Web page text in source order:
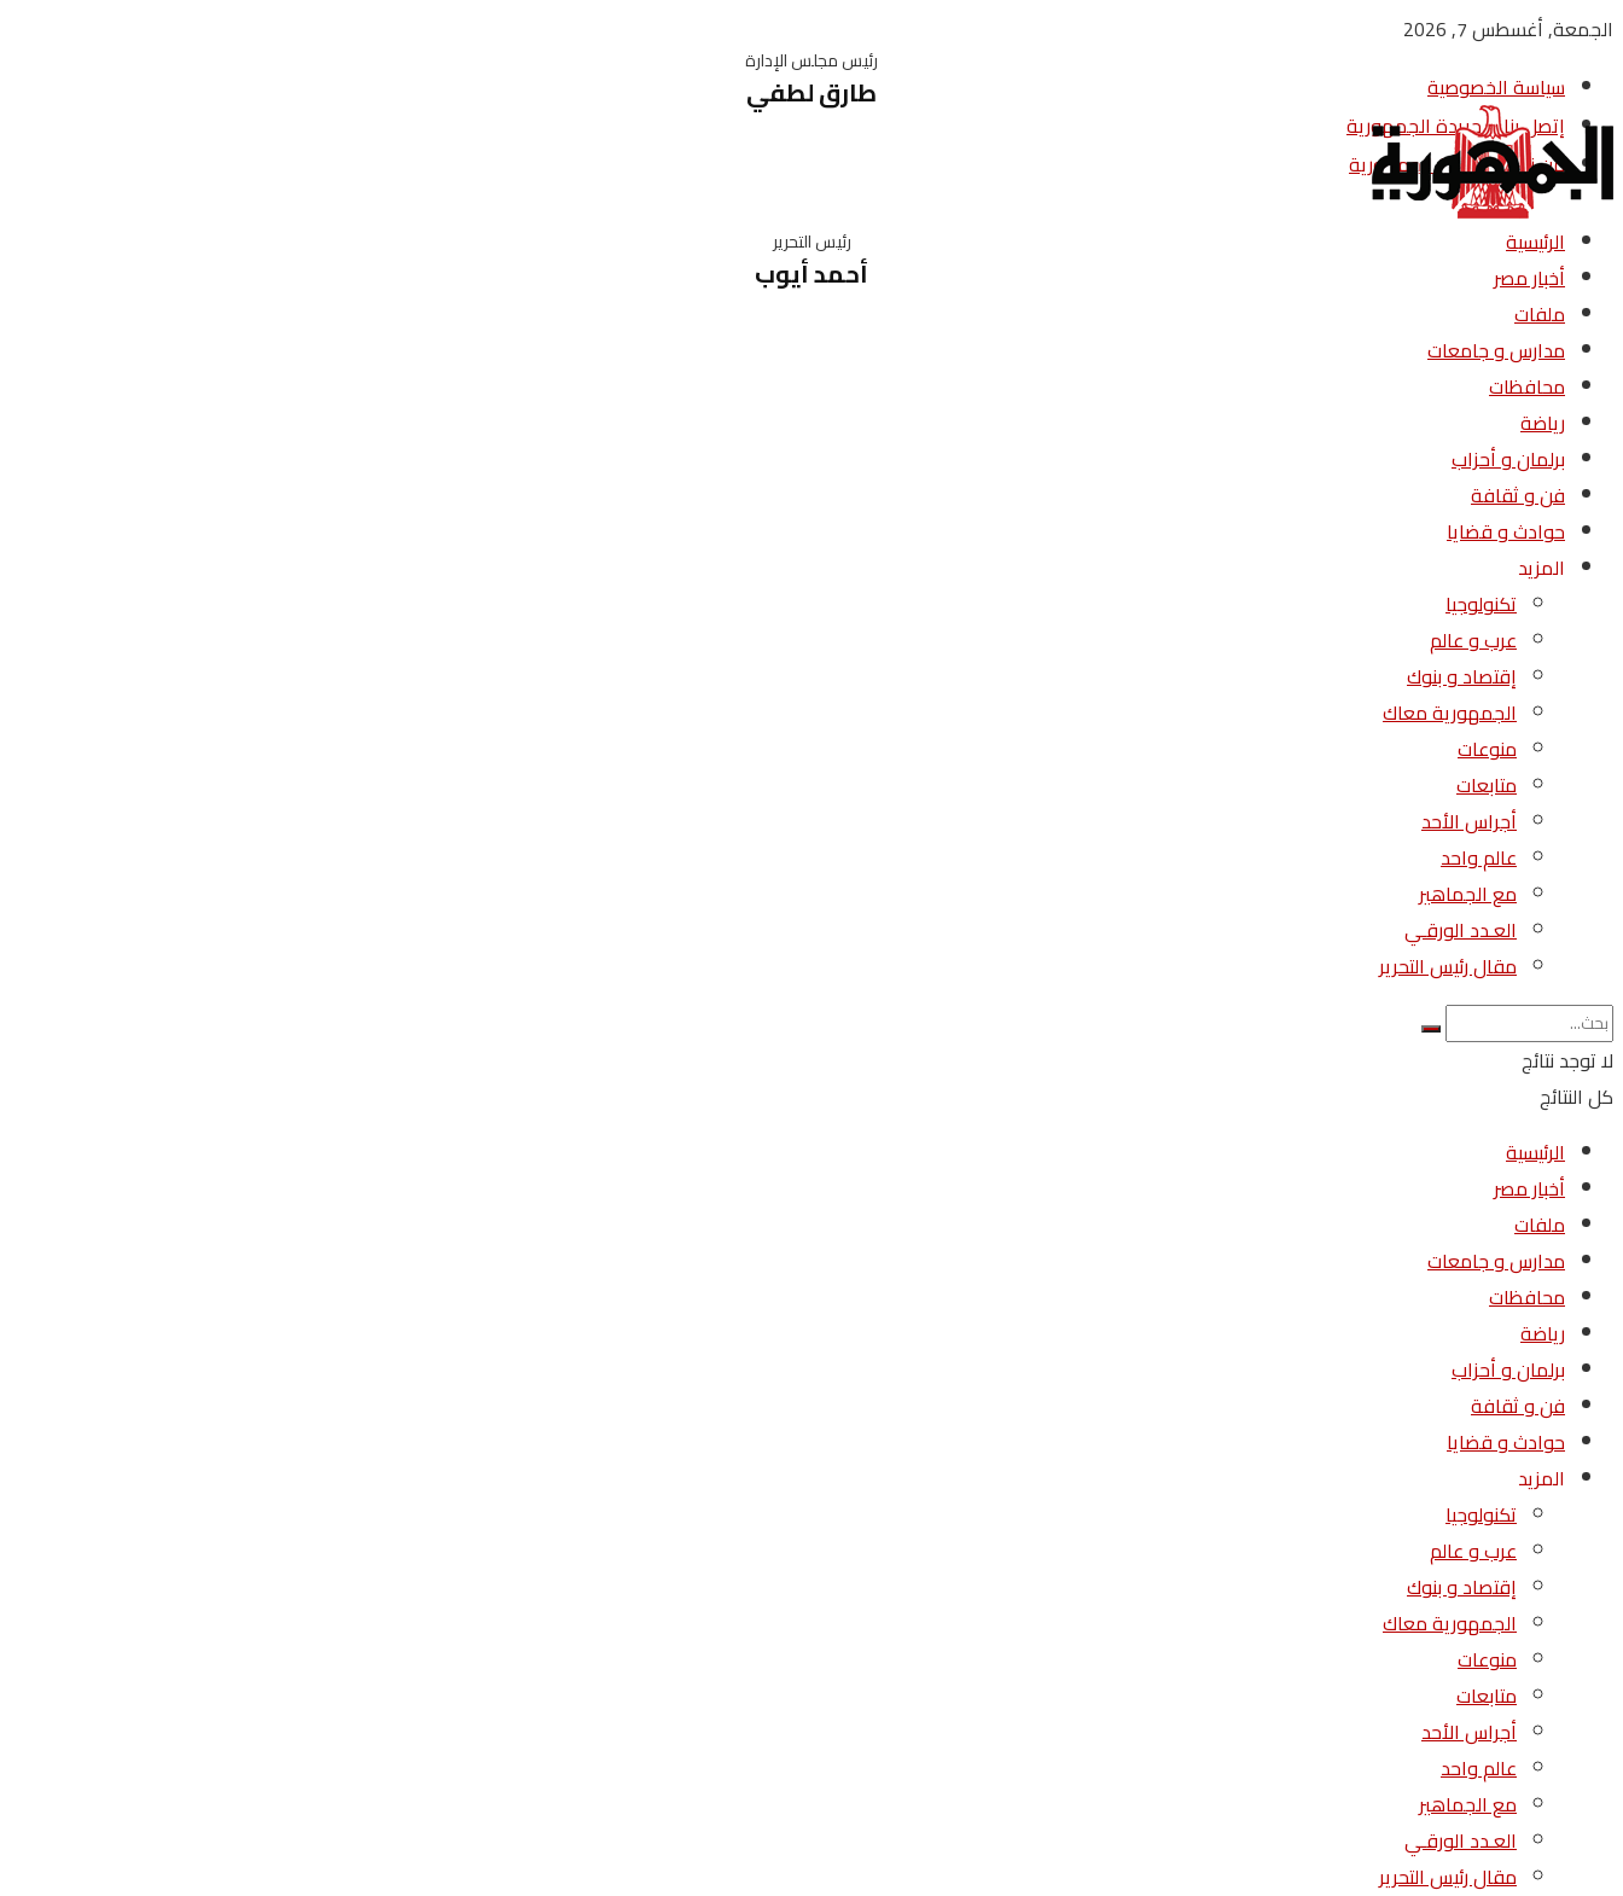
الجمعة, أغسطس 7, 2026
سياسة الخصوصية
إتصل بنا – جريدة الجمهورية
من نحن – جريدة الجمهورية
رئيس مجلس الإدارة
طارق لطفي
رئيس التحرير
أحمد أيوب
الرئيسية
أخبار مصر
ملفات
مدارس و جامعات
محافظات
رياضة
برلمان و أحزاب
فن و ثقافة
حوادث و قضايا
المزيد
تكنولوجيا
عرب و عالم
إقتصاد و بنوك
الجمهورية معاك
منوعات
متابعات
أجراس الأحد
عالم واحد
مع الجماهير
العـدد الورقـي
مقال رئيس التحرير
لا توجد نتائج
كل النتائج
الرئيسية
أخبار مصر
ملفات
مدارس و جامعات
محافظات
رياضة
برلمان و أحزاب
فن و ثقافة
حوادث و قضايا
المزيد
تكنولوجيا
عرب و عالم
إقتصاد و بنوك
الجمهورية معاك
منوعات
متابعات
أجراس الأحد
عالم واحد
مع الجماهير
العـدد الورقـي
مقال رئيس التحرير